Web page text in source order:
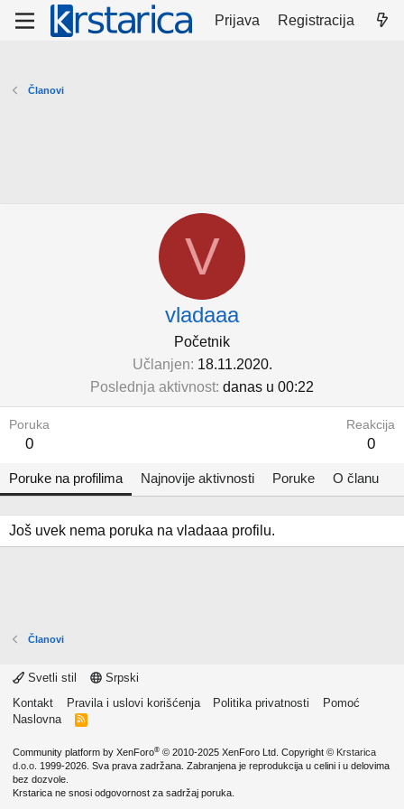
Prijava Registracija
Članovi
V
vladaaa
Početnik
Učlanjen 18.11.2020.
Poslednja aktivnost danas u 00:22
Poruka
0
Reakcija
0
Poruke na profilima Najnovije aktivnosti Poruke O članu
Još uvek nema poruka na vladaaa profilu.
Članovi
Svetli stil
Srpski
Kontakt
Pravila i uslovi korišćenja Politika privatnosti
Pomoć
Naslovna
R
Community platform by XenForo® © 2010-2025 XenForo Ltd. Copyright © Krstarica
d.o.o. 1999-2026. Sva prava zadržana. Zabranjena je reprodukcija u celini i u delovima
bez dozvole.
Krstarica ne snosi odgovornost za sadržaj poruka.